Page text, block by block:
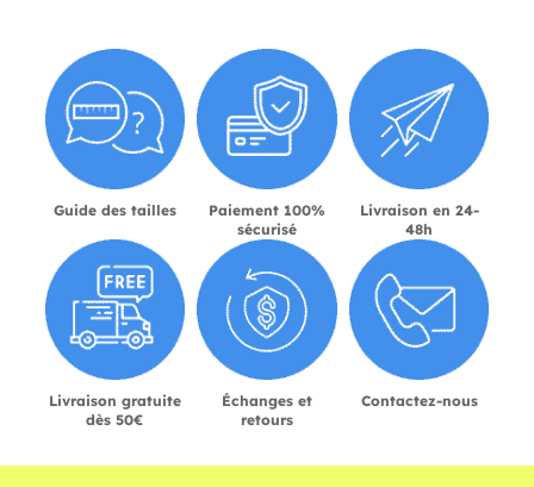
Guide des tailles
Paiement 100%
sécurisé
Livraison en 24-
48h
Livraison gratuite
dès 50€
Échanges et
retours
Contactez-nous